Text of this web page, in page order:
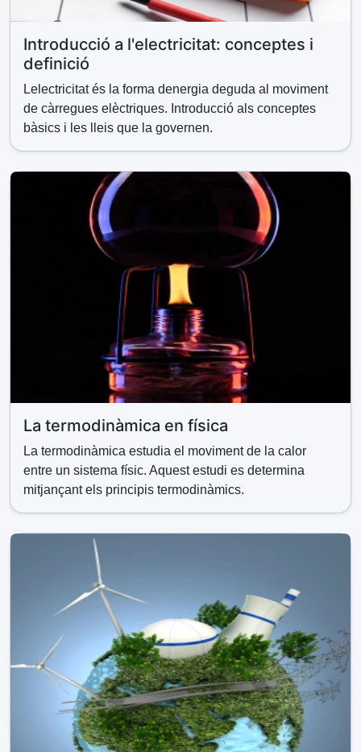
Introducció a l'electricitat: conceptes i
definició
Lelectricitat és la forma denergia deguda al moviment
de càrregues elèctriques. Introducció als conceptes
bàsics i les lleis que la governen.
La termodinàmica en física
La termodinàmica estudia el moviment de la calor
entre un sistema físic. Aquest estudi es determina
mitjançant els principis termodinàmics.